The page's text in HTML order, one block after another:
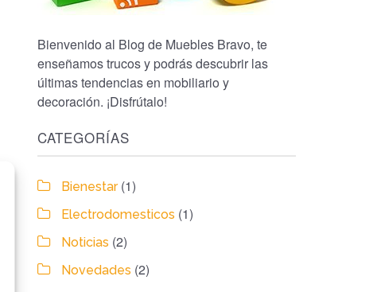
Bienvenido al Blog de Muebles Bravo, te
enseñamos trucos y podrás descubrir las
últimas tendencias en mobiliario y
decoración. ¡Disfrútalo!
CATEGORÍAS
Bienestar(1)
Electrodomesticos (1)
Noticias (2)
Novedades (2)